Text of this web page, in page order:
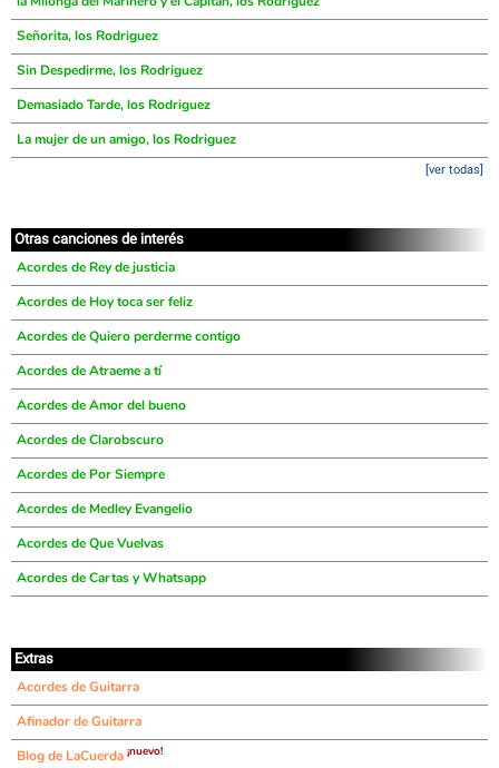
Señorita, los Rodriguez
Sin Despedirme, los Rodriguez
Demasiado Tarde, los Rodriguez
La mujer de un amigo, los Rodriguez
[ver todas]
Otras canciones de interés
Acordes de Rey de justicia
Acordes de Hoy toca ser feliz
Acordes de Quiero perderme contigo
Acordes de Atraeme a tí
Acordes de Amor del bueno
Acordes de Clarobscuro
Acordes de Por Siempre
Acordes de Medley Evangelio
Acordes de Que Vuelvas
Acordes de Cartas y Whatsapp
Extras
Acordes de Guitarra
Afinador de Guitarra
Blog de LaCuerda ¡nuevo!